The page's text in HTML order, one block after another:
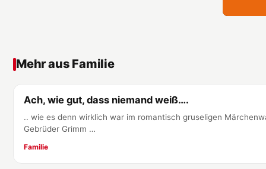
Mehr aus Familie
Familie
Ach, wie gut, dass niemand weiß….
.. wie es denn wirklich war im romantisch gruseligen
Gebrüder Grimm …
Familie